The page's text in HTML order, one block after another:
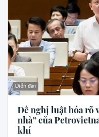
Diễn đàn
Đề nghị luật hóa rõ
nhà” của
khí